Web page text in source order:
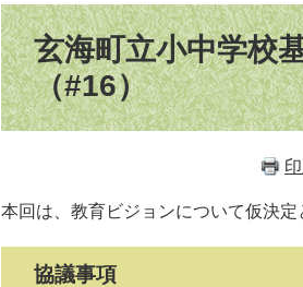
本
文
玄海町立小中学校
（#16）
本回は、教育ビジョンについて仮決定
協議事項